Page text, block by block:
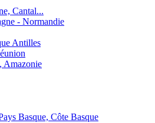
Cantal...
- Normandie
Antilles
Amazonie
Basque, Côte Basque